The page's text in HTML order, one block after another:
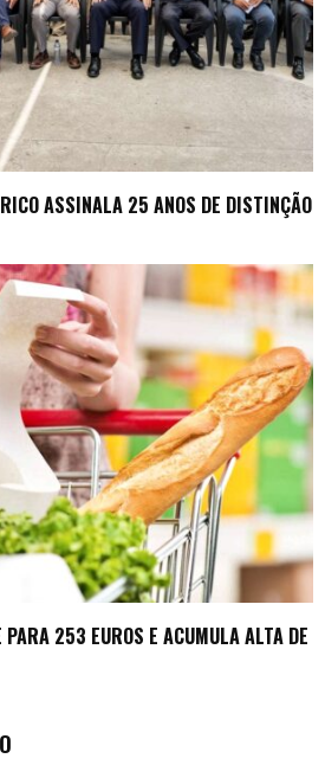
ASSINALA 25 ANOS DE DISTINÇÃO
253 EUROS E ACUMULA ALTA DE